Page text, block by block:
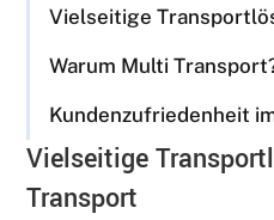
Vielseitige
Warum Multi
Kundenzufriedenheit
Vielseitige
Transport